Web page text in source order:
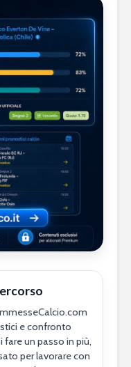
e confronto
un passo in più,
per lavorare con